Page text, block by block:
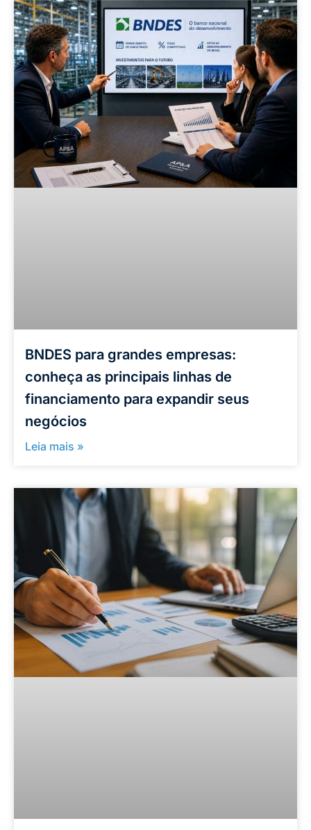
BNDES para grandes empresas:
conheça as principais linhas de
financiamento para expandir seus
negócios
Leia mais »